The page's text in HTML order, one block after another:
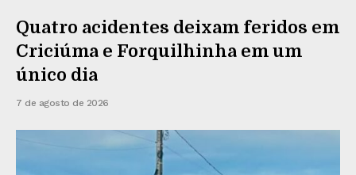
Quatro acidentes deixam feridos em
Criciúma e Forquilhinha em um
único dia
7 de agosto de 2026